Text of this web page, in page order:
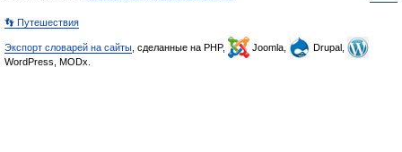
👣 Путешествия
Экспорт словарей на сайты , сделанные на PHP, Joomla,
Drupal,
WordPress, MODx.